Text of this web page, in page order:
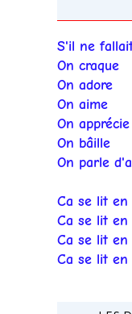
S'il ne
On craque
On adore
On aime
On apprécie
On bâille
On parle
Ca se lit en
Ca se lit
Ca se lit en
Ca se lit en